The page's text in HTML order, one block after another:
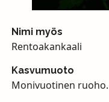
Nimi myös
Rentoakankaali
Kasvumuoto
Monivuotinen ruoho.